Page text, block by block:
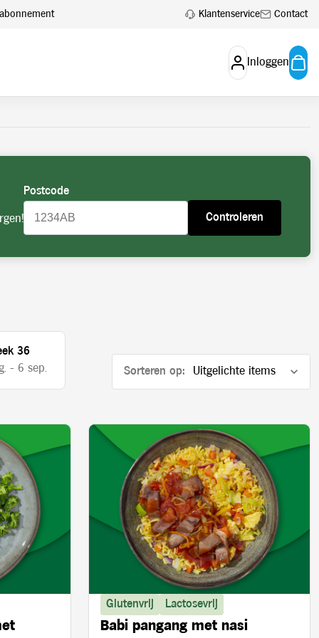
Klantenservice Contact
Inloggen
aan. Account aanvragen
Postcode
Controleren
36
- 6 sep.
Sorteren op:
Glutenvrij Lactosevrij
Babi pangang met nasi